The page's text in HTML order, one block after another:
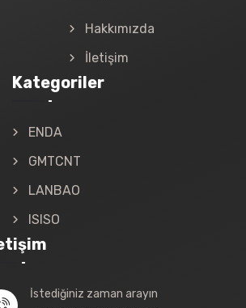
Hakkımızda
İletişim
Kategoriler
ENDA
GMTCNT
LANBAO
ISISO
İstediğiniz zaman arayın